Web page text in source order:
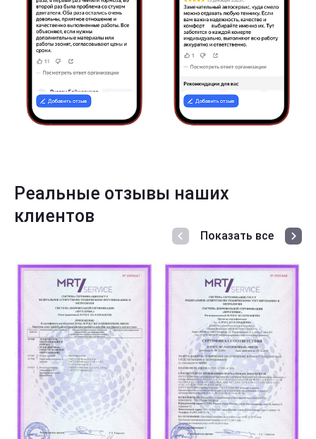
Реальные отзывы наших
клиентов
Показать все